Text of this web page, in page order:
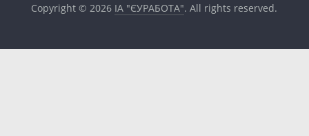
Copyright © 2026 ІА "ЄУРАБОТА". All rights reserved.